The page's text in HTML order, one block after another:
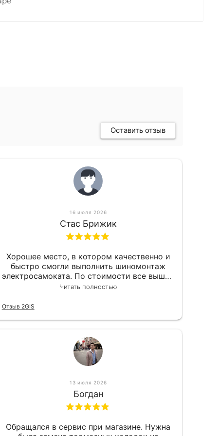
Оставить отзыв
16 июля 2026
Стас Брижик
Хорошее место, в котором качественно и
быстро смогли выполнить шиномонтаж
электросамоката. По стоимости все вышло
вообще приемлемо хочу сказать. Так что
Читать полностью
Отзыв 2GIS
13 июля 2026
Богдан
Обращался в сервис при магазине. Нужна